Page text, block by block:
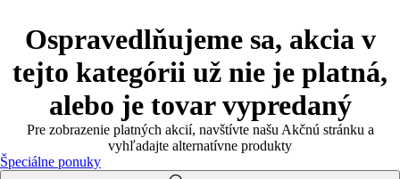
Ospravedlňujeme sa, akcia v
tejto kategórii už nie je platná,
alebo je tovar vypredaný
Pre zobrazenie platných akcií, navštívte našu Akčnú stránku a
vyhľadajte alternatívne produkty
Špeciálne ponuky